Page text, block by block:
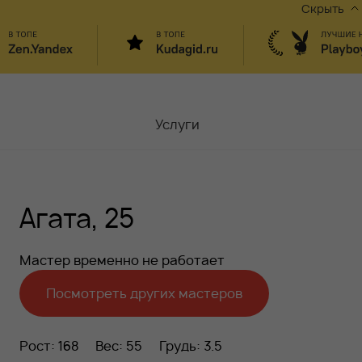
Скрыть
Услуги
Акции
Вакансии
Блог
Агата, 25
Мастер временно не работает
Посмотреть других мастеров
Рост: 168 Вес: 55 Грудь: 3.5